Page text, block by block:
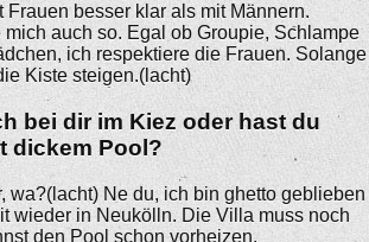
Frauen besser klar als mit Männern.
auch so. Egal ob Groupie, Schlampe
ich respektiere die Frauen. Solange
Kiste steigen.(lacht)
bei dir im Kiez oder hast du
dickem Pool?
wa?(lacht) Ne du, ich bin ghetto geblieben
wieder in Neukölln. Die Villa muss noch
den Pool schon vorheizen.